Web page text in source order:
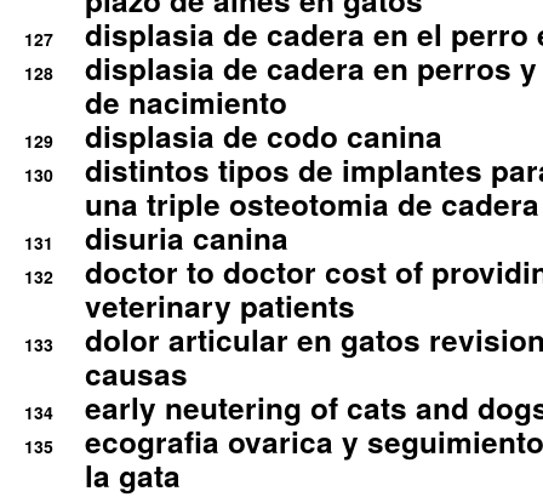
127 displasia de cadera en el perro
128
displasia de cadera en perros
de nacimiento
129 displasia de codo canina
130
distintos tipos de implantes
una triple osteotomia de cadera
131 disuria canina
132
doctor to doctor cost of
veterinary patients
133
dolor articular en gatos
causas
134 early neutering of cats and
135
ecografia ovarica y
la gata